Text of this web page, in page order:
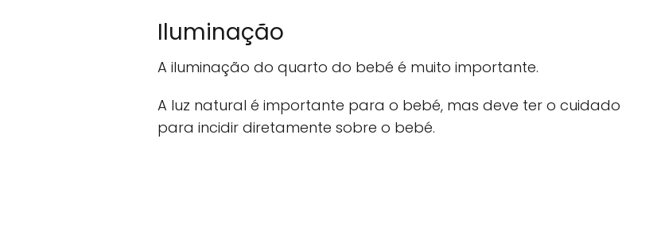
Iluminação
A iluminação do quarto do bebé é muito importante.
A luz natural é importante para o bebé, mas deve ter o cuidado
para incidir diretamente sobre o bebé.